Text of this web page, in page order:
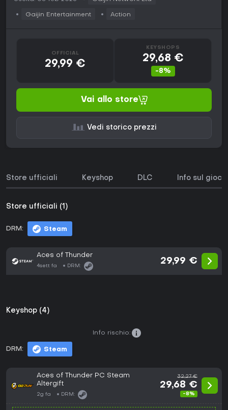
Gaijin Entertainment Action
OFFICIAL
29,99 €
KEYSHOPS
29,68 €
-8%
Vai allo store
Vedi storico prezzi
Store ufficiali Keyshop DLC Info sul gioco
Store ufficiali (1)
DRM: Steam
Aces of Thunder
4sett fa DRM:
29,99 €
Keyshop (4)
DRM: Steam
Info rischio:
Aces of Thunder PC Steam
Altergift
2g fa DRM:
32,27 €
29,68 €
-8%